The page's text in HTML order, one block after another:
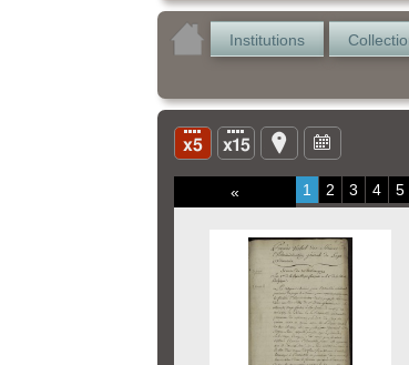
Institutions
« 1 2 3 4 5